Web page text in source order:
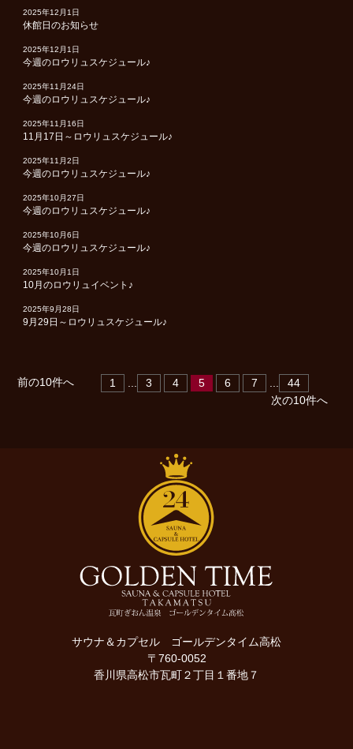
2025年12月1日
休館日のお知らせ
2025年12月1日
今週のロウリュスケジュール♪
2025年11月24日
今週のロウリュスケジュール♪
2025年11月16日
11月17日～ロウリュスケジュール♪
2025年11月2日
今週のロウリュスケジュール♪
2025年10月27日
今週のロウリュスケジュール♪
2025年10月6日
今週のロウリュスケジュール♪
2025年10月1日
10月のロウリュイベント♪
2025年9月28日
9月29日～ロウリュスケジュール♪
前の10件へ 1 3 4 5 6 7
44
次の10件へ
サウナ＆カプセル ゴールデンタイム高松
〒760-0052
香川県高松市瓦町２丁目１番地７